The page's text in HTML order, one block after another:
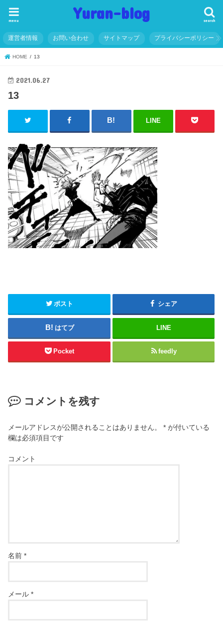
Yuran-blog search
menu
運営者情報 お問い合わせ サイトマップ プライバシーポリシー
HOME 13
2021.06.27
13
LINE
ポスト シェア
はてブ LINE
Pocket feedly
コメントを残す
メールアドレスが公開されることはありません。 * が付いている
欄は必須項目です
コメント
名前*
メール*